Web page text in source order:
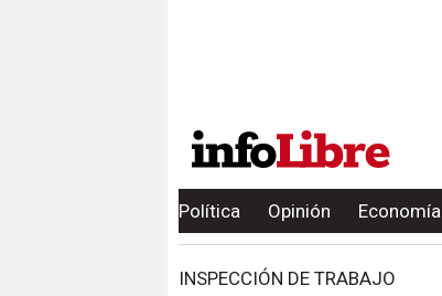
Política Opinión Economía
INSPECCIÓN DE TRABAJO